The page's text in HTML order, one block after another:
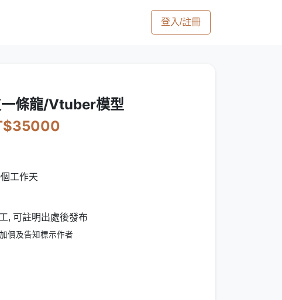
登入/註冊
條龍/Vtuber模型
工作天
, 可註明出處後發布
價及告知標示作者